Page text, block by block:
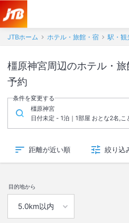
JTBホーム ホテル・旅館・宿 駅・観
橿原神宮周辺のホテル・
予約
条件を変更する
橿原神宮
日付未定 - 1泊｜1部屋 おとな2名,こ
距離が近い順 絞り込
目的地から